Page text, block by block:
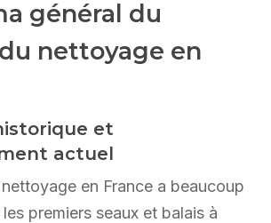
général du
nettoyage en
et
actuel
en France a beaucoup
premiers seaux et balais à